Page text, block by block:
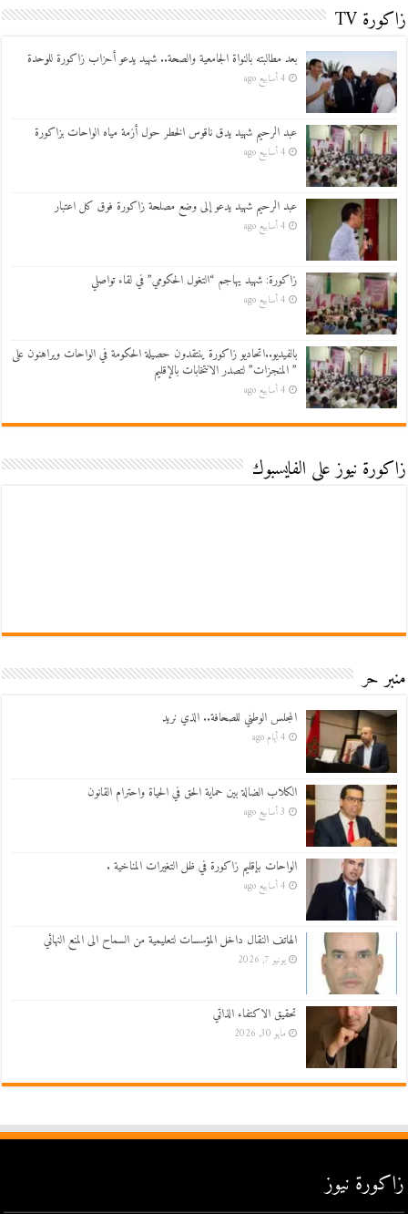
زاكورة TV
بعد مطالبته بالنواة الجامعية والصحة.. شهيد يدعو أحزاب زاكورة للوحدة
4 أسابيع ago
عبد الرحيم شهيد يدق ناقوس الخطر حول أزمة مياه الواحات بزاكورة
4 أسابيع ago
عبد الرحيم شهيد يدعو إلى وضع مصلحة زاكورة فوق كل اعتبار
4 أسابيع ago
زاكورة: شهيد يهاجم “التغول الحكومي” في لقاء تواصلي
4 أسابيع ago
بالفيديو..اتحاديو زاكورة ينتقدون حصيلة الحكومة في الواحات ويراهنون على
” المنجزات” لتصدر الانتخابات بالإقليم
4 أسابيع ago
زاكورة نيوز على الفايسبوك
منبر حر
المجلس الوطني للصحافة.. الذي نريد
4 أيام ago
الكلاب الضالة بين حماية الحق في الحياة واحترام القانون
3 أسابيع ago
الواحات بإقليم زاكورة في ظل التغيرات المناخية .
4 أسابيع ago
الهاتف النقال داخل المؤسسات لتعليمية من السماح الى المنع النهائي
يونيو 7, 2026
تحقيق الاكتفاء الذاتي
مايو 30, 2026
زاكورة نيوز